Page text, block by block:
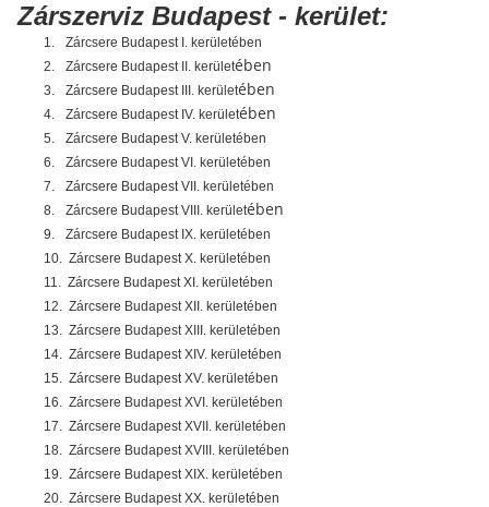
Zárszerviz Budapest - kerület:
1.
Zárcsere Budapest I. kerületében
2.
Zárcsere Budapest II. kerületében
3. Zárcsere Budapest III. kerületében
4. Zárcsere Budapest IV. kerületében
5.
Zárcsere Budapest V. kerületében
6.
Zárcsere Budapest VI. kerületében
7.
Zárcsere Budapest VII. kerületében
8.
Zárcsere Budapest VIII. kerületében
9.
Zárcsere Budapest IX. kerületében
10. Zárcsere Budapest X. kerületében
11. Zárcsere Budapest XI. kerületében
12. Zárcsere Budapest XII. kerületében
13. Zárcsere Budapest XIII. kerületében
14. Zárcsere Budapest XIV. kerületében
15. Zárcsere Budapest XV. kerületében
16. Zárcsere Budapest XVI. kerületében
17. Zárcsere Budapest XVII. kerületében
18. Zárcsere Budapest XVIII. kerületében
19. Zárcsere Budapest XIX. kerületében
20. Zárcsere Budapest XX. kerületében